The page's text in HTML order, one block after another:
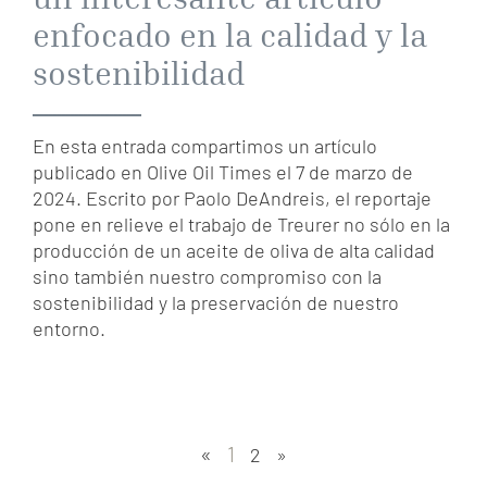
enfocado en la calidad y la
sostenibilidad
En esta entrada compartimos un artículo
publicado en Olive Oil Times el 7 de marzo de
2024. Escrito por Paolo DeAndreis, el reportaje
pone en relieve el trabajo de Treurer no sólo en la
producción de un aceite de oliva de alta calidad
sino también nuestro compromiso con la
sostenibilidad y la preservación de nuestro
entorno.
« 1 2 »